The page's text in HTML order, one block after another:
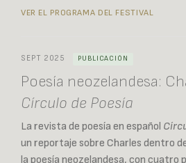
VER EL PROGRAMA DEL FESTIVAL
SEPT 2025 PUBLICACIÓN
Poesía neozelandesa:
Círculo de Poesía
La revista de poesía en español
un reportaje sobre Charles dentro
la poesía neozelandesa, con cuatro